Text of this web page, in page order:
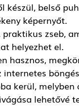
készül, belső
képernyőt.
zseb,
helyezhet el.
hasznos,
internetes
kerül,
lehetővé